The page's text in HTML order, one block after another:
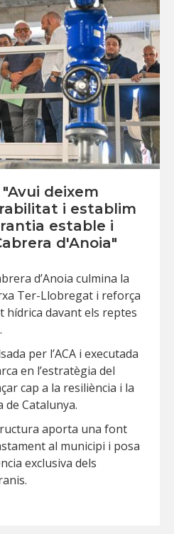
deixem
i establim
estable i
d'Anoia"
d’Anoia culmina la
Ter-Llobregat i reforça
hídrica davant els reptes
per l’ACA i executada
en l’estratègia del
cap a la resiliència i la
Catalunya.
aporta una font
al municipi i posa
exclusiva dels